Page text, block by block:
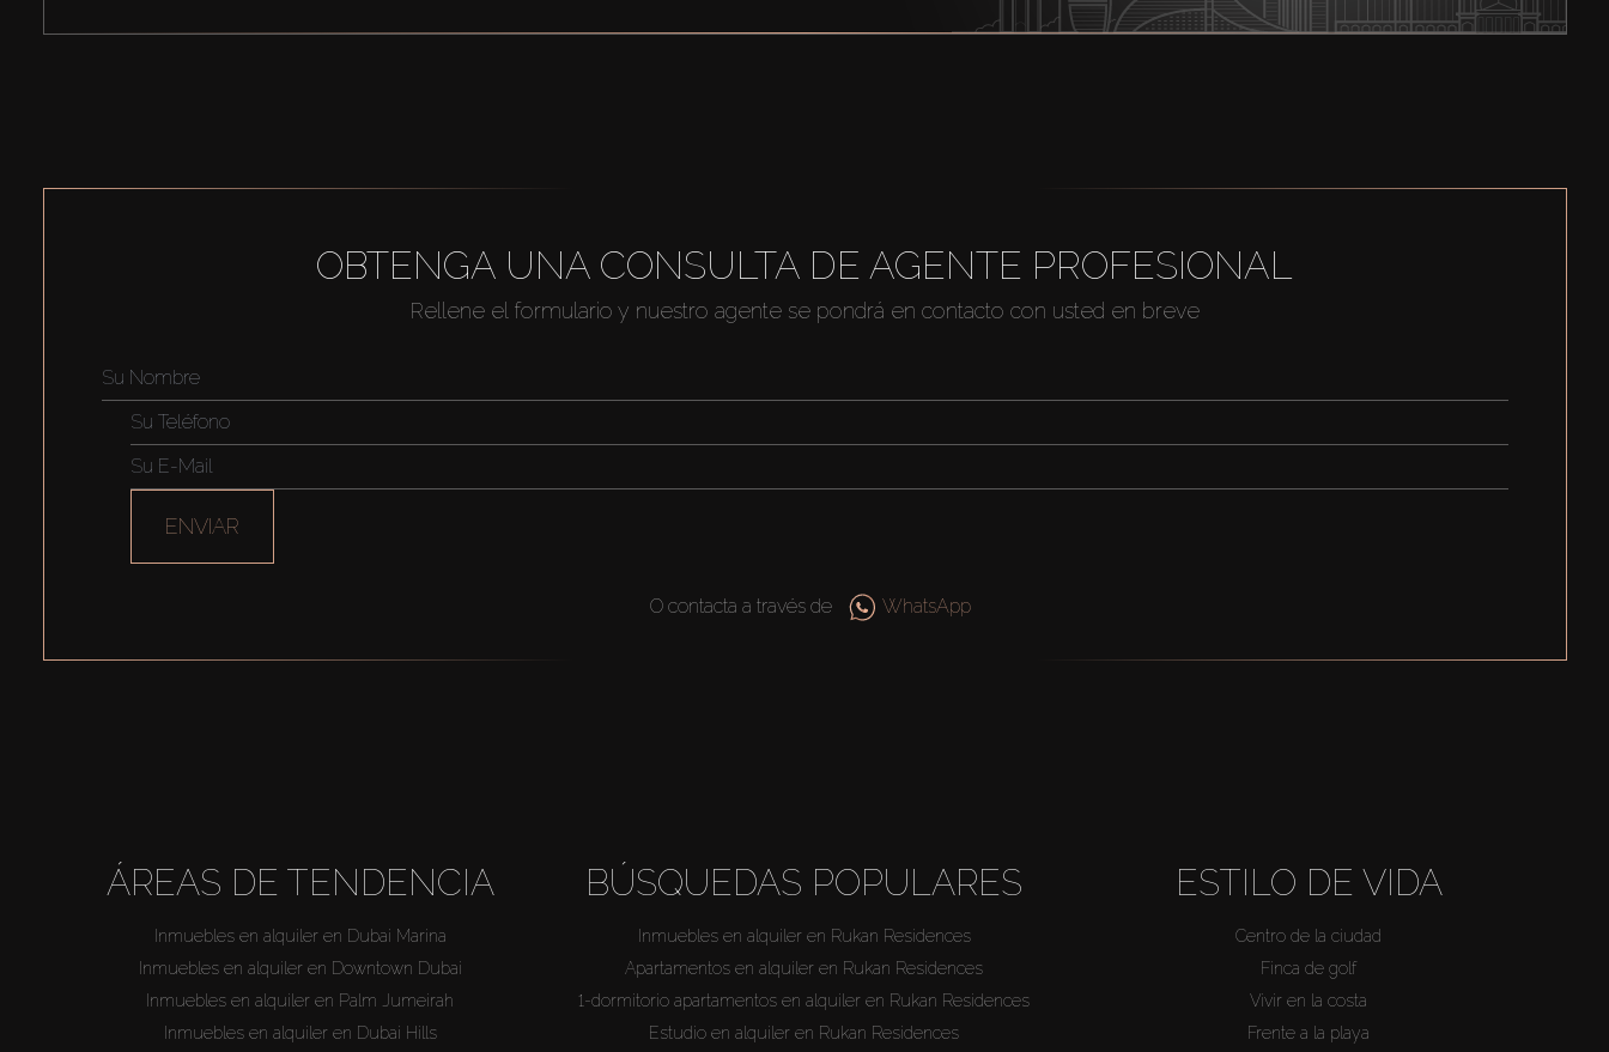
OBTENGA UNA CONSULTA DE AGENTE PROFESIONAL
Rellene el formulario y nuestro agente se pondrá en contacto con usted en breve
ENVIAR
O contacta a través de WhatsApp
ÁREAS DE TENDENCIA
Inmuebles en alquiler en Dubai Marina
Inmuebles en alquiler en Downtown Dubai
Inmuebles en alquiler en Palm Jumeirah
Inmuebles en alquiler en Dubai Hills
BÚSQUEDAS POPULARES
Inmuebles en alquiler en Rukan Residences
Apartamentos en alquiler en Rukan Residences
1-dormitorio apartamentos en alquiler en Rukan Residences
Estudio en alquiler en Rukan Residences
ESTILO DE VIDA
Centro de la ciudad
Finca de golf
Vivir en la costa
Frente a la playa